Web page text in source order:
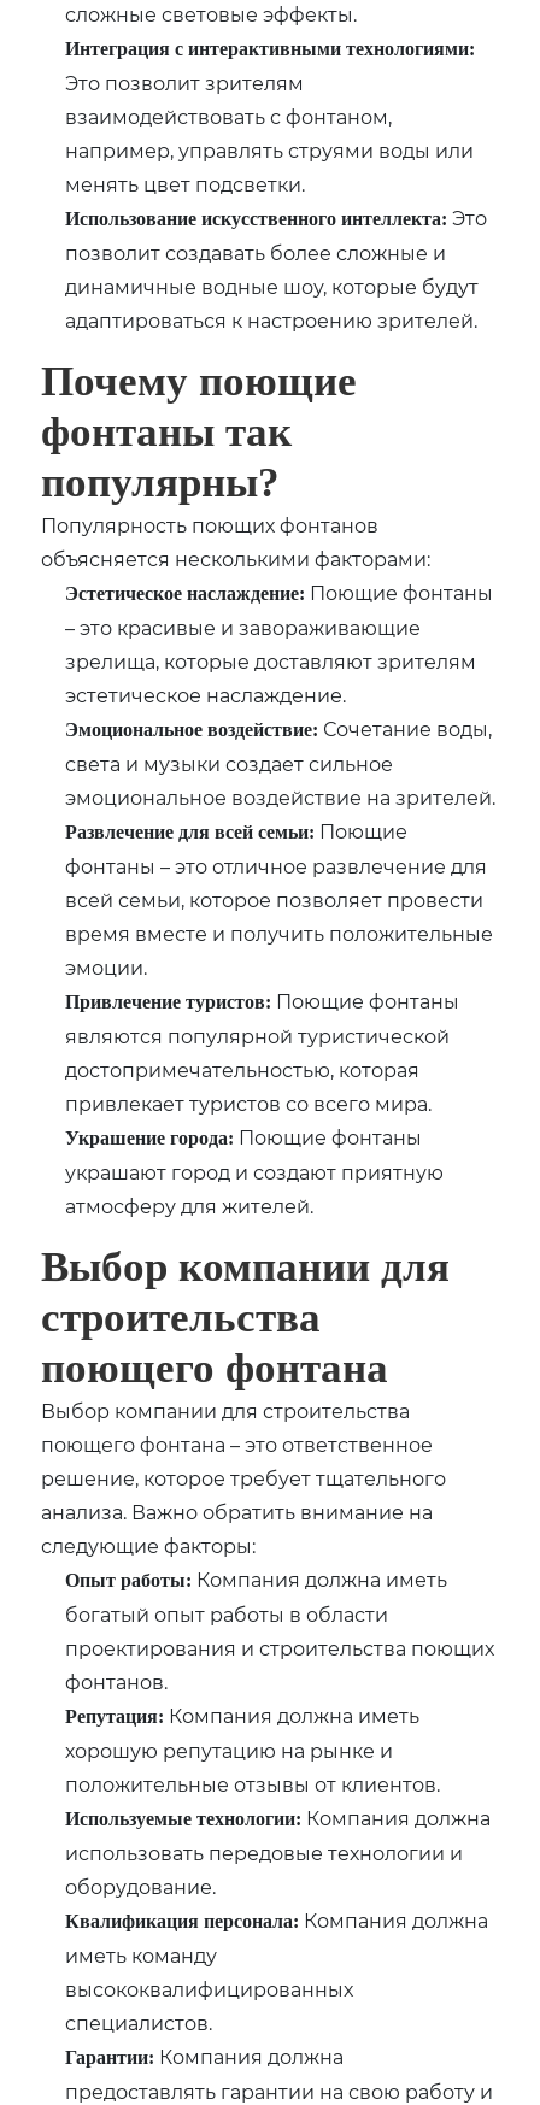
сложные световые эффекты.
Интеграция с интерактивными технологиями:
Это позволит зрителям
взаимодействовать с фонтаном,
например, управлять струями воды или
менять цвет подсветки.
Использование искусственного интеллекта: Это
позволит создавать более сложные и
динамичные водные шоу, которые будут
адаптироваться к настроению зрителей.
Почему поющие
фонтаны так
популярны?
Популярность поющих фонтанов
объясняется несколькими факторами:
Эстетическое наслаждение: Поющие фонтаны
– это красивые и завораживающие
зрелища, которые доставляют зрителям
эстетическое наслаждение.
Эмоциональное воздействие: Сочетание воды,
света и музыки создает сильное
эмоциональное воздействие на зрителей.
Развлечение для всей семьи: Поющие
фонтаны – это отличное развлечение для
всей семьи, которое позволяет провести
время вместе и получить положительные
эмоции.
Привлечение туристов: Поющие фонтаны
являются популярной туристической
достопримечательностью, которая
привлекает туристов со всего мира.
Украшение города: Поющие фонтаны
украшают город и создают приятную
атмосферу для жителей.
Выбор компании для
строительства
поющего фонтана
Выбор компании для строительства
поющего фонтана – это ответственное
решение, которое требует тщательного
анализа. Важно обратить внимание на
следующие факторы:
Опыт работы: Компания должна иметь
богатый опыт работы в области
проектирования и строительства поющих
фонтанов.
Репутация: Компания должна иметь
хорошую репутацию на рынке и
положительные отзывы от клиентов.
Используемые технологии: Компания должна
использовать передовые технологии и
оборудование.
Квалификация персонала: Компания должна
иметь команду
высококвалифицированных
специалистов.
Гарантии: Компания должна
предоставлять гарантии на свою работу и